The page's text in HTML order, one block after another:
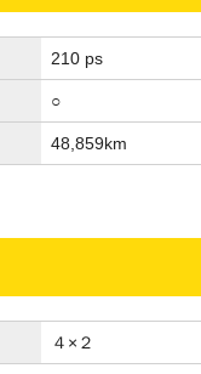
210 ps
○
48,859km
４×２